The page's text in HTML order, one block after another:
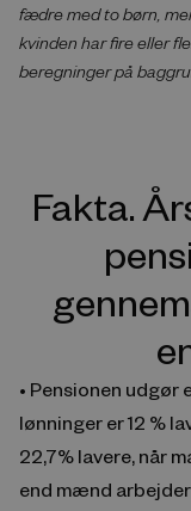
fædre med to børn,
kvinden har fire eller
beregninger på
Fakta.
• Pensionen
lønninger er 12 %
22,7% lavere, når
end mænd